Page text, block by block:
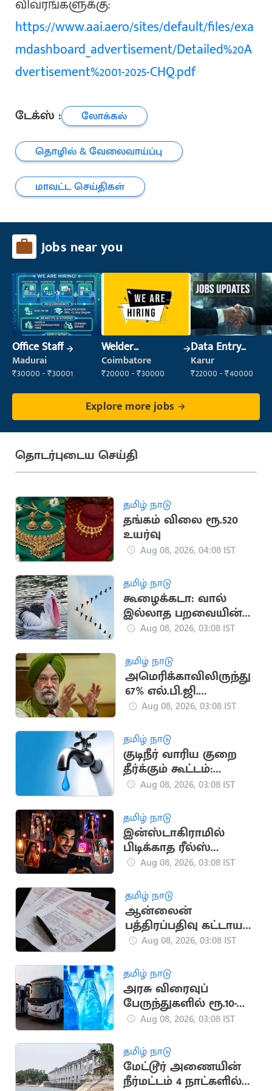
விவரங்களுக்கு:
https://www.aai.aero/sites/default/files/exa
mdashboard_advertisement/Detailed%20A
dvertisement%2001-2025-CHQ.pdf
டேக்ஸ் :
லோக்கல்
தொழில் & வேலைவாய்ப்பு
மாவட்ட செய்திகள்
Jobs near you
Office Staff
Madurai
₹30000 - ₹30001
Welder
(Fabrication)
Coimbatore
₹20000 - ₹30000
Data Entry
Operator
Karur
₹22000 - ₹40000
Explore more jobs
தொடர்புடைய செய்தி
தமிழ் நாடு
தங்கம் விலை ரூ.520
உயர்வு
Aug 08, 2026, 04:08 IST
தமிழ் நாடு
கூழைக்கடா: வால்
இல்லாத பறவையின்
வியக்கவைக்கும்
Aug 08, 2026, 03:08 IST
தமிழ் நாடு
அமெரிக்காவிலிருந்து
67% எல்.பி.ஜி.
இறக்குமதி
Aug 08, 2026, 03:08 IST
தமிழ் நாடு
குடிநீர் வாரிய குறை
தீர்க்கும் கூட்டம்:
பொதுமக்கள்
Aug 08, 2026, 03:08 IST
தமிழ் நாடு
இன்ஸ்டாகிராமில்
பிடிக்காத ரீல்ஸ்
வருகிறதா? ஒரே
Aug 08, 2026, 03:08 IST
தமிழ் நாடு
ஆன்லைன்
பத்திரப்பதிவு கட்டாயம்:
கட்டுமான
பதிவுத்துறை உத்தரவு
Aug 08, 2026, 03:08 IST
தமிழ் நாடு
அரசு விரைவுப்
பேருந்துகளில் ரூ.10-
க்கு 'பயணி' குடிநீர்
Aug 08, 2026, 03:08 IST
தமிழ் நாடு
மேட்டூர் அணையின்
நீர்மட்டம் 4 நாட்களில்